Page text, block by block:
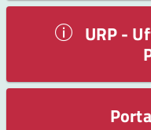
URP -